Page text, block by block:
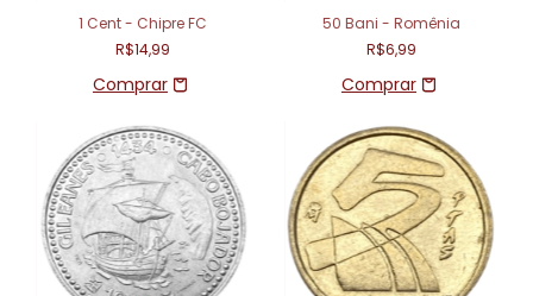
1 Cent - Chipre FC
R$14,99
50 Bani - Romênia
R$6,99